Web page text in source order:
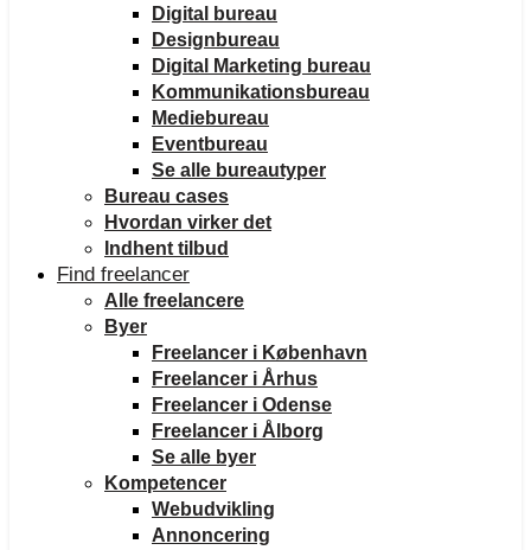
Digital bureau
Designbureau
Digital Marketing bureau
Kommunikationsbureau
Mediebureau
Eventbureau
Se alle bureautyper
Bureau cases
Hvordan virker det
Indhent tilbud
Find freelancer
Alle freelancere
Byer
Freelancer i København
Freelancer i Århus
Freelancer i Odense
Freelancer i Ålborg
Se alle byer
Kompetencer
Webudvikling
Annoncering